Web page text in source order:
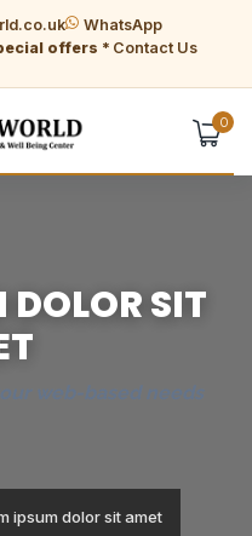
WhatsApp
offers * Contact Us
0
DOLOR SIT
web-based needs
ipsum dolor sit amet